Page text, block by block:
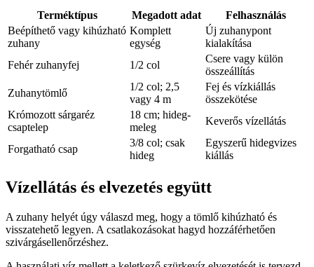
Terméktípus Megadott adat
Felhasználás
Beépíthető vagy kihúzható
zuhany
Komplett
egység
Új zuhanypont
kialakítása
Fehér zuhanyfej
1/2 col
Csere vagy külön
összeállítás
Zuhanytömlő
1/2 col; 2,5
vagy 4 m
Fej és vízkiállás
összekötése
Krómozott sárgaréz
csaptelep
18 cm; hideg-
meleg
Keverős vízellátás
Forgatható csap
3/8 col; csak
hideg
Egyszerű hidegvizes
kiállás
Vízellátás és elvezetés együtt
A zuhany helyét úgy válaszd meg, hogy a tömlő kihúzható és
visszatehető legyen. A csatlakozásokat hagyd hozzáférhetően
szivárgásellenőrzéshez.